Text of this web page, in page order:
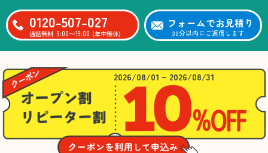
0120-507-027
通話無料 9:00〜19:00 (年中無休)
フォームでお見積り
30分以内にご返信します
2026/08/01 ~ 2026/08/31